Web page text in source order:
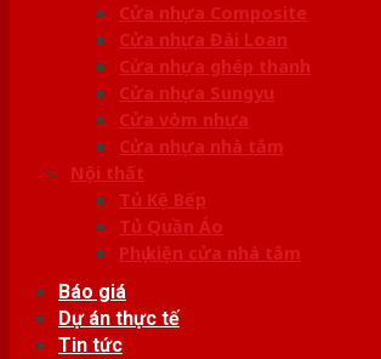
Cửa nhựa Composite
Cửa nhựa Đài Loan
Cửa nhựa ghép thanh
Cửa nhựa Sungyu
Cửa vòm nhựa
Cửa nhựa nhà tắm
Nội thất
Tủ Kệ Bếp
Tủ Quần Áo
Phụ kiện cửa nhà tắm
Báo giá
Dự án thực tế
Tin tức